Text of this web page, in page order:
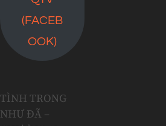
(FACEB
OOK)
TÌNH TRONG
NHƯ ĐÃ –